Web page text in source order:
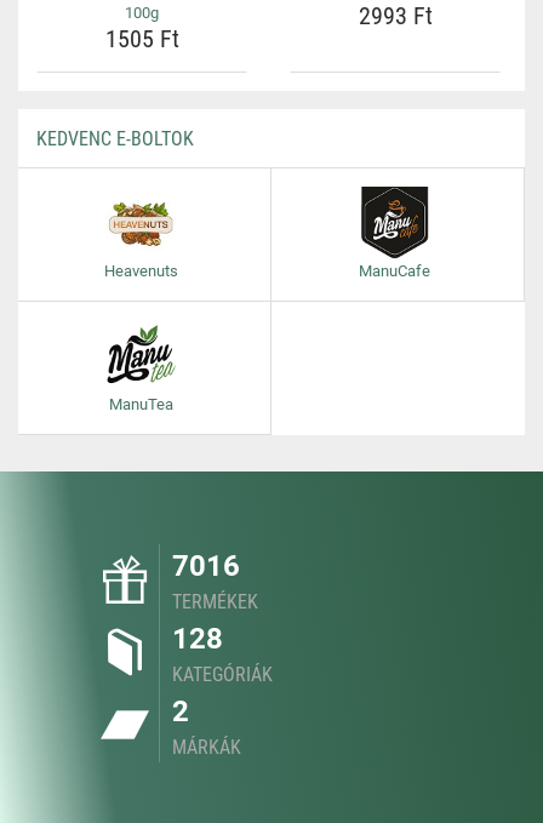
100g
1505 Ft
2993 Ft
KEDVENC E-BOLTOK
Heavenuts ManuCafe
ManuTea
7016
TERMÉKEK
128
KATEGÓRIÁK
2
MÁRKÁK